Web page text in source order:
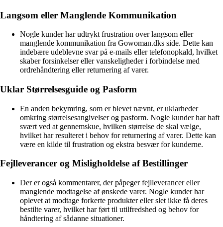
Langsom eller Manglende Kommunikation
Nogle kunder har udtrykt frustration over langsom eller
manglende kommunikation fra Gowoman.dks side. Dette kan
indebære udeblevne svar på e-mails eller telefonopkald, hvilket
skaber forsinkelser eller vanskeligheder i forbindelse med
ordrehåndtering eller returnering af varer.
Uklar Størrelsesguide og Pasform
En anden bekymring, som er blevet nævnt, er uklarheder
omkring størrelsesangivelser og pasform. Nogle kunder har haft
svært ved at gennemskue, hvilken størrelse de skal vælge,
hvilket har resulteret i behov for returnering af varer. Dette kan
være en kilde til frustration og ekstra besvær for kunderne.
Fejlleverancer og Misligholdelse af Bestillinger
Der er også kommentarer, der påpeger fejlleverancer eller
manglende modtagelse af ønskede varer. Nogle kunder har
oplevet at modtage forkerte produkter eller slet ikke få deres
bestilte varer, hvilket har ført til utilfredshed og behov for
håndtering af sådanne situationer.